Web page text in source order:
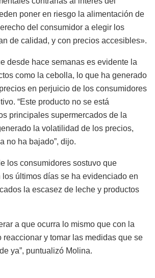
poner en riesgo la alimentación de
del consumidor a elegir los
de calidad, y con precios accesibles».
desde hace semanas es evidente la
como la cebolla, lo que ha generado
en perjuicio de los consumidores
“Este producto no se está
principales supermercados de la
la volatilidad de los precios,
no ha bajado”, dijo.
los consumidores sostuvo que
los últimos días se ha evidenciado en
la escasez de leche y productos
a que ocurra lo mismo que con la
reaccionar y tomar las medidas que se
ya”, puntualizó Molina.